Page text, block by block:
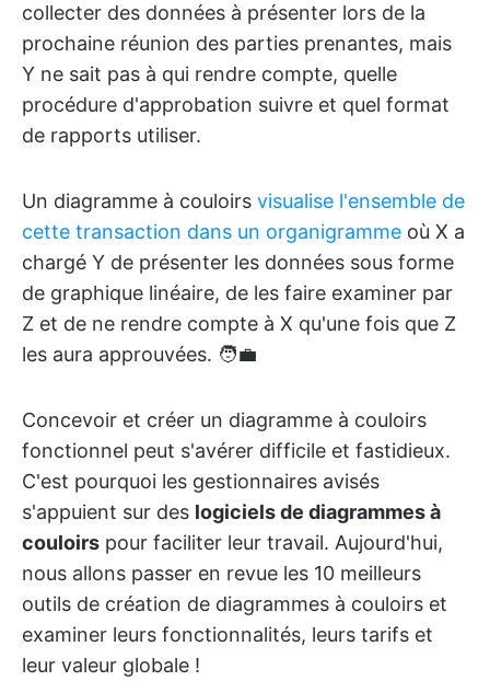
collecter des données à présenter lors de la
prochaine réunion des parties prenantes, mais
Y ne sait pas à qui rendre compte, quelle
procédure d'approbation suivre et quel format
de rapports utiliser.
Un diagramme à couloirs visualise l'ensemble de
cette transaction dans un organigramme où X a
chargé Y de présenter les données sous forme
de graphique linéaire, de les faire examiner par
Z et de ne rendre compte à X qu'une fois que Z
les aura approuvées. 🧑‍💼
Concevoir et créer un diagramme à couloirs
fonctionnel peut s'avérer difficile et fastidieux.
C'est pourquoi les gestionnaires avisés
s'appuient sur des logiciels de diagrammes à
couloirs pour faciliter leur travail. Aujourd'hui,
nous allons passer en revue les 10 meilleurs
outils de création de diagrammes à couloirs et
examiner leurs fonctionnalités, leurs tarifs et
leur valeur globale !